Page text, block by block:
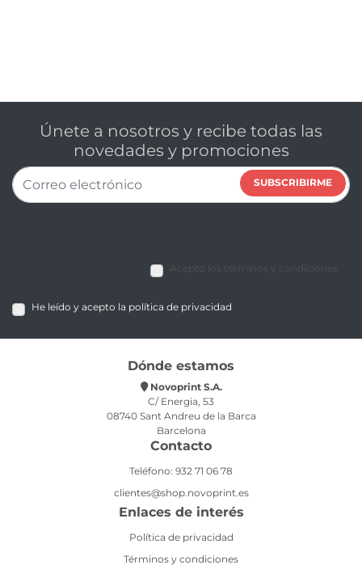
Únete a nosotros y recibe todas las
novedades y promociones
SUBSCRIBIRME
Acepto los términos y condiciones
He leído y acepto la política de privacidad
Dónde estamos
Novoprint S.A.
C/ Energia, 53
08740 Sant Andreu de la Barca
Barcelona
Contacto
Teléfono: 932 71 06 78
clientes@shop.novoprint.es
Enlaces de interés
Política de privacidad
Términos y condiciones